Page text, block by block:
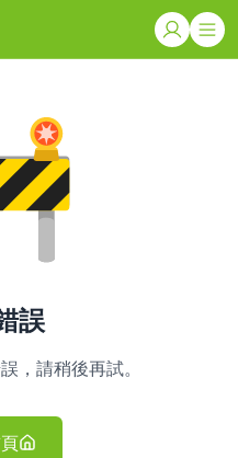
誤
，請稍後再試。